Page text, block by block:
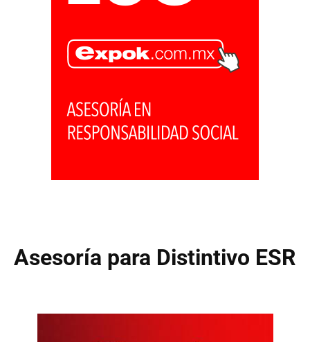
Asesoría para Distintivo ESR